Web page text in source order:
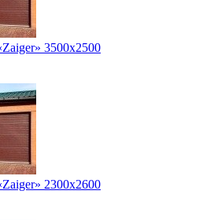
3500х2500
2300х2600